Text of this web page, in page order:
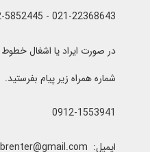
021-22368643 - 0912-5852445
شماره همراه زیر پیام بفرستید.
0912-1553941
ایمیل: clubrenter@gmail.com